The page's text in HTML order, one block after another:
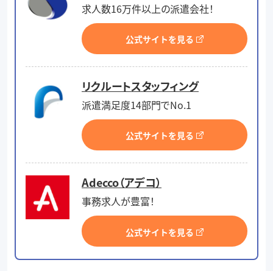
求人数16万件以上の派遣会社！
公式サイトを見る
リクルートスタッフィング
派遣満足度14部門でNo.1
公式サイトを見る
Adecco（アデコ）
事務求人が豊富！
公式サイトを見る